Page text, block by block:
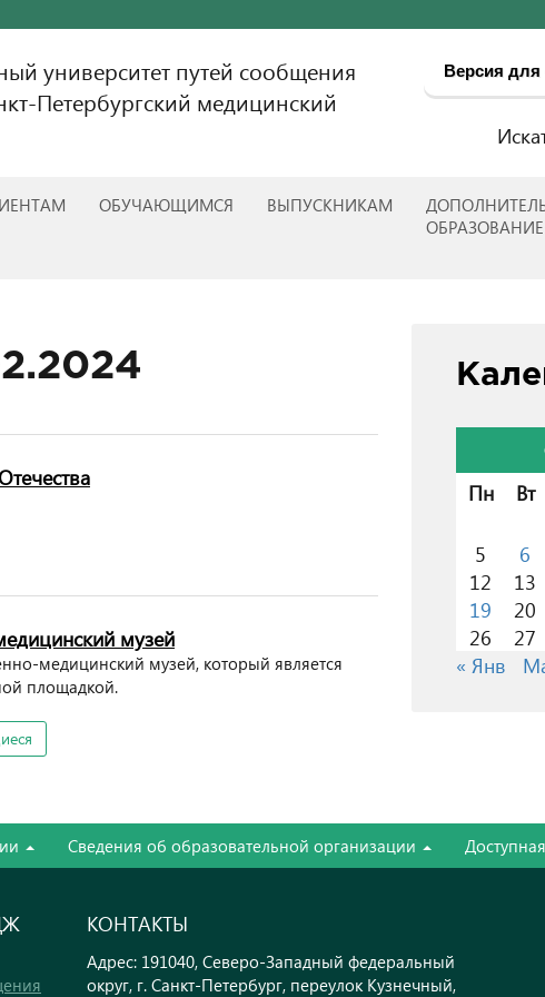
университет путей сообщения
Петербургский медицинский
Версия
ОБУЧАЮЩИМСЯ ВЫПУСКНИКАМ
ОБРАЗОВАНИЕ
музей
медицинский музей, который является
площадкой.
Пн
Вт
5
6
12
13
19
20
26
27
« Янв
Сведения об образовательной организации
КОНТАКТЫ
Адрес: 191040, Северо-Западный федеральный
округ, г. Санкт-Петербург, переулок Кузнечный,